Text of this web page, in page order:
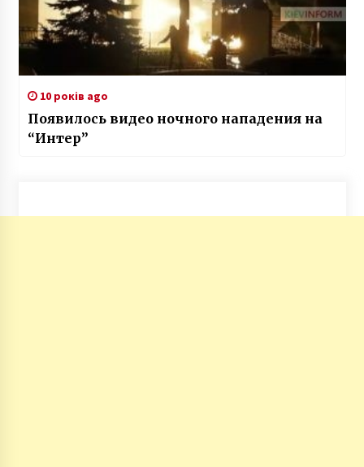
10 років ago
Появилось видео ночного нападения на
“Интер”